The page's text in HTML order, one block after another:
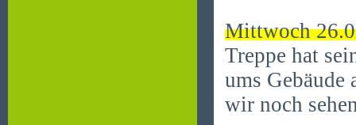
Mittwoch
Treppe hat
ums Gebäude
wir noch